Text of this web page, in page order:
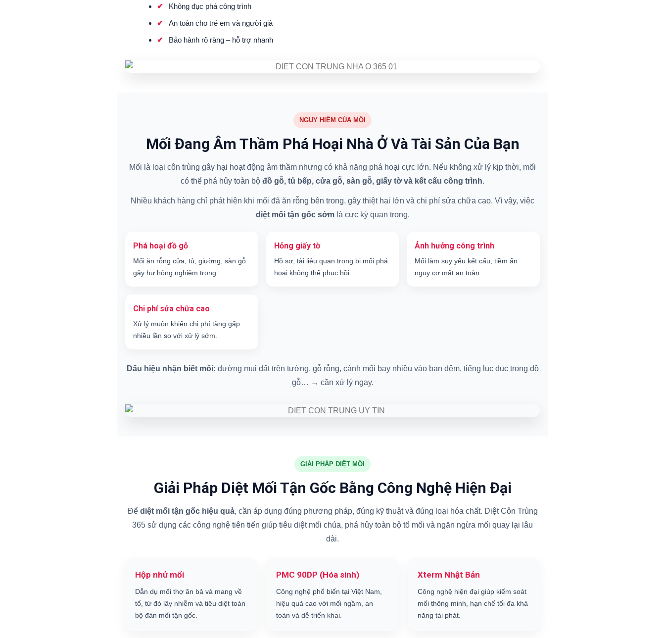
Không đục phá công trình
An toàn cho trẻ em và người già
Bảo hành rõ ràng – hỗ trợ nhanh
NGUY HIỂM CỦA MỐI
Mối Đang Âm Thầm Phá Hoại Nhà Ở Và Tài Sản Của Bạn
Mối là loại côn trùng gây hại hoạt động âm thầm nhưng có khả năng phá hoại cực lớn. Nếu không xử lý kịp thời, mối
có thể phá hủy toàn bộ đồ gỗ, tủ bếp, cửa gỗ, sàn gỗ, giấy tờ và kết cấu công trình.
Nhiều khách hàng chỉ phát hiện khi mối đã ăn rỗng bên trong, gây thiệt hại lớn và chi phí sửa chữa cao. Vì vậy, việc
diệt mối tận gốc sớmlà cực kỳ quan trọng.
Phá hoại đồ gỗ
Mối ăn rỗng cửa, tủ, giường, sàn gỗ
gây hư hỏng nghiêm trọng.
Hỏng giấy tờ
Hồ sơ, tài liệu quan trọng bị mối phá
hoại không thể phục hồi.
Ảnh hưởng công trình
Mối làm suy yếu kết cấu, tiềm ẩn
nguy cơ mất an toàn.
Chi phí sửa chữa cao
Xử lý muộn khiến chi phí tăng gấp
nhiều lần so với xử lý sớm.
Dấu hiệu nhận biết mối: đường mui đất trên tường, gỗ rỗng, cánh mối bay nhiều vào ban đêm, tiếng lục đục trong đồ
gỗ… → cần xử lý ngay.
GIẢI PHÁP DIỆT MỐI
Giải Pháp Diệt Mối Tận Gốc Bằng Công Nghệ Hiện Đại
Để diệt mối tận gốc hiệu quả, cần áp dụng đúng phương pháp, đúng kỹ thuật và đúng loại hóa chất. Diệt Côn Trùng
365 sử dụng các công nghệ tiên tiến giúp tiêu diệt mối chúa, phá hủy toàn bộ tổ mối và ngăn ngừa mối quay lại lâu
dài.
Hộp nhử mối
Dẫn dụ mối thợ ăn bả và mang về
tổ, từ đó lây nhiễm và tiêu diệt toàn
bộ đàn mối tận gốc.
PMC 90DP (Hóa sinh)
Công nghệ phổ biến tại Việt Nam,
hiệu quả cao với mối ngầm, an
toàn và dễ triển khai.
Xterm Nhật Bản
Công nghệ hiện đại giúp kiểm soát
mối thông minh, hạn chế tối đa khả
năng tái phát.